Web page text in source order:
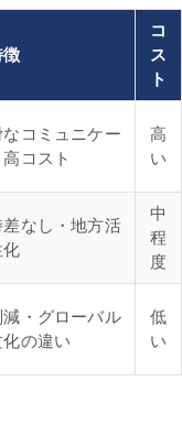
徴
コ
ス
ト
コミュニケー
コスト
高
い
なし・地方活
化
中
程
度
・グローバル
の違い
低
い